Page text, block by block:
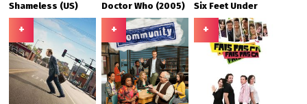
Shameless (US) Doctor Who (2005) Six Feet Under
+ + +